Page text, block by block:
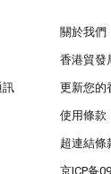
關於我們
香港貿發
訊 更新您的
使用條款
超連結條
京ICP备